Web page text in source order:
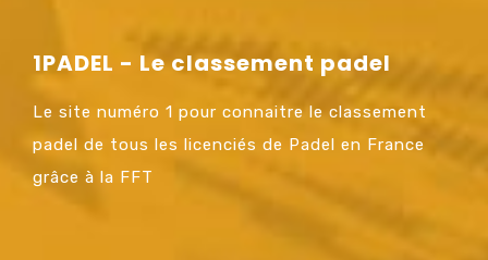
1PADEL - Le classement padel
Le site numéro 1 pour connaitre le classement
padel de tous les licenciés de Padel en France
grâce à la FFT